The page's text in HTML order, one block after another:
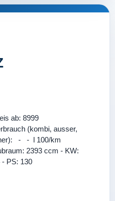
ab: 8999
(kombi, ausser,
- - l 100/km
2393 ccm - KW:
- PS: 130